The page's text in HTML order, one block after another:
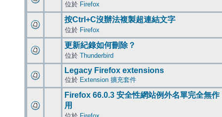
位於 Firefox
按Ctrl+C沒辦法複製超連結文字
位於 Firefox
更新紀錄如何刪除？
位於 Thunderbird
Legacy Firefox extensions
位於 Extension 擴充套件
Firefox 66.0.3 安全性網站例外名單完全無作
用